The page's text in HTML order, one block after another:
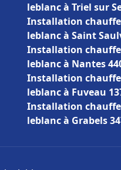
leblanc à Triel sur
Installation
leblanc à Saint
Installation
leblanc à Nantes
Installation
leblanc à Fuveau
Installation
leblanc à Grabels